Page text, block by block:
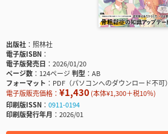
出版社
照林社
電子版ISBN
電子版発売日
2026/01/20
ページ数
124ページ判型
AB
フォーマット
PDF（パソコンへのダウンロード不可）
電子版販売価格： ¥1,430(本体¥1,300＋税10％)
印刷版ISSN
0911-0194
印刷版発行年月
2026/01